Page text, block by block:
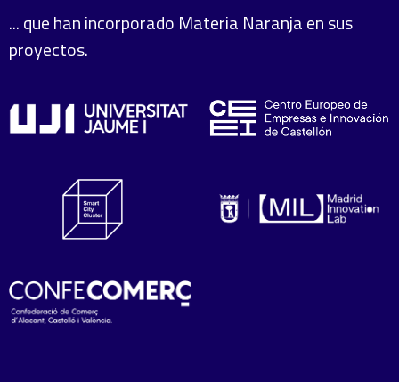
... que han incorporado Materia Naranja en sus
proyectos.